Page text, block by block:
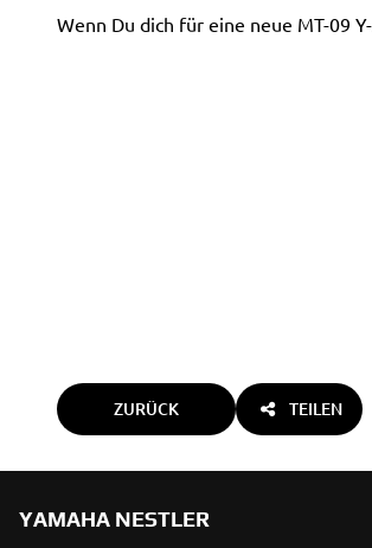
Wenn Du dich für eine neue MT-09
ZURÜCK TEILEN
YAMAHA NESTLER